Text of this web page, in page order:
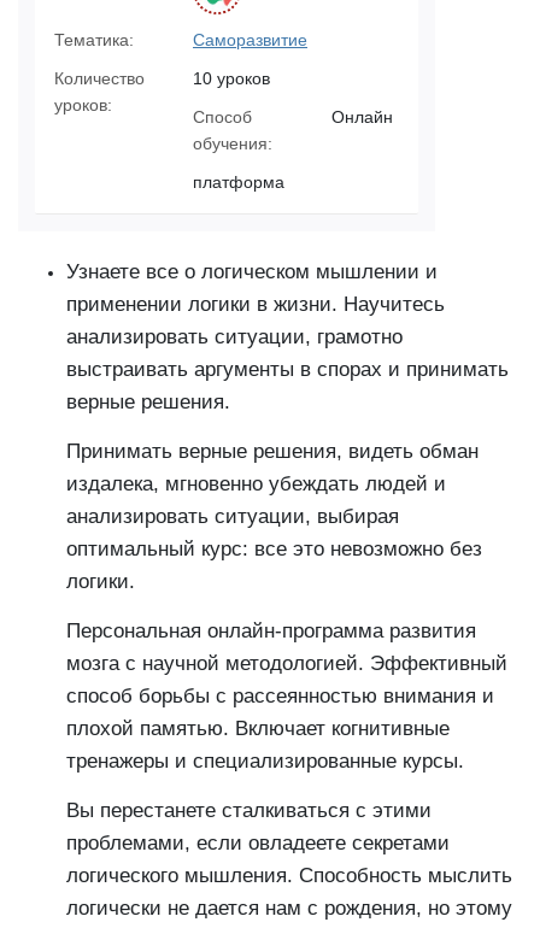
Тематика:
Саморазвитие
Количество
уроков:
10 уроков
Способ
обучения:
Онлайн
платформа
Узнаете все о логическом мышлении и
применении логики в жизни. Научитесь
анализировать ситуации, грамотно
выстраивать аргументы в спорах и принимать
верные решения.
Принимать верные решения, видеть обман
издалека, мгновенно убеждать людей и
анализировать ситуации, выбирая
оптимальный курс: все это невозможно без
логики.
Персональная онлайн-программа развития
мозга с научной методологией. Эффективный
способ борьбы с рассеянностью внимания и
плохой памятью. Включает когнитивные
тренажеры и специализированные курсы.
Вы перестанете сталкиваться с этими
проблемами, если овладеете секретами
логического мышления. Способность мыслить
логически не дается нам с рождения, но этому